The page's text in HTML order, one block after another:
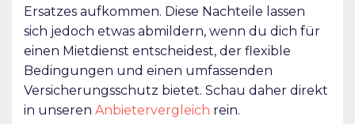
Ersatzes aufkommen. Diese Nachteile lassen
sich jedoch etwas abmildern, wenn du dich für
einen Mietdienst entscheidest, der flexible
Bedingungen und einen umfassenden
Versicherungsschutz bietet. Schau daher direkt
in unseren Anbietervergleich rein.